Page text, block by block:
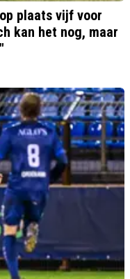
plaats vijf voor
kan het nog, maar